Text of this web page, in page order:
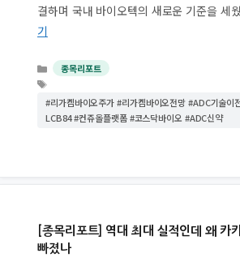
결하며 국내 바이오텍의 새로운 기준을 세
기
카
고
리
종목리포트
그
#리가켐바이오주가 #리가켐바이오전망 #ADC기술이
LCB84 #컨쥬올플랫폼 #코스닥바이오 #ADC신약
[종목리포트] 역대 최대 실적인데 왜 카
빠졌나